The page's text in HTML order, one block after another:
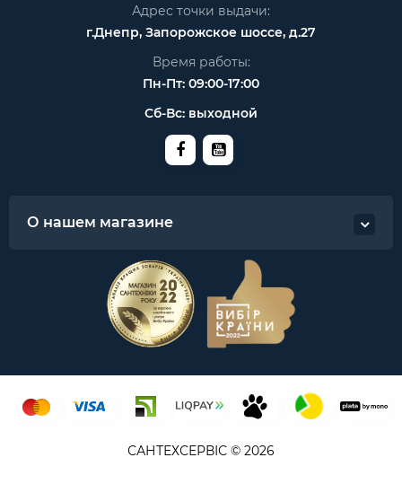
Адрес точки выдачи:
г.Днепр, Запорожское шоссе, д.27
Время работы:
Пн-Пт: 09:00-17:00
Сб-Вс: выходной
О нашем магазине
САНТЕХСЕРВІС © 2026